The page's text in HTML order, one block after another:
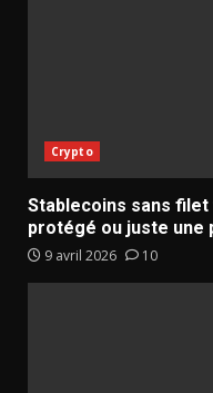
Crypto
Stablecoins sans
protégé ou juste une
9 avril 2026 10